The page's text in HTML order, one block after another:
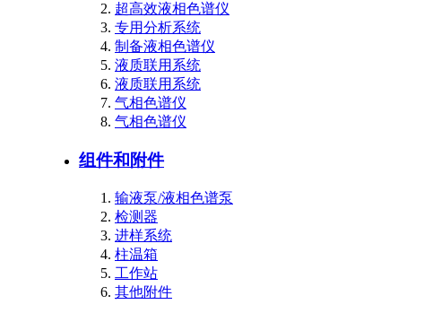
超高效液相色谱仪
专用分析系统
制备液相色谱仪
液质联用系统
液质联用系统
气相色谱仪
气相色谱仪
组件和附件
输液泵/液相色谱泵
检测器
进样系统
柱温箱
工作站
其他附件